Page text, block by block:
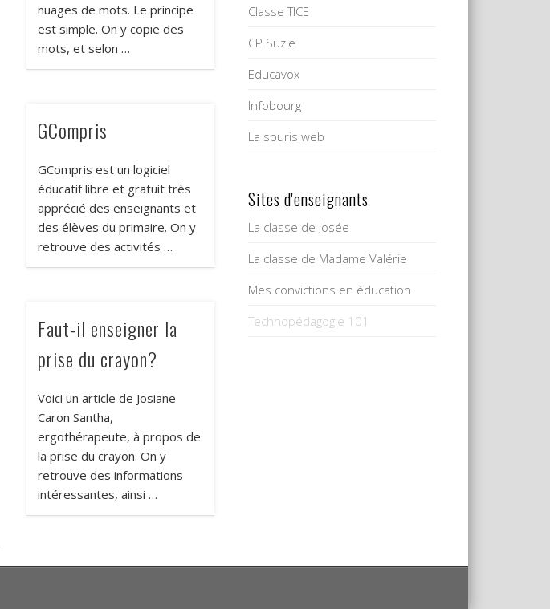
nuages de mots. Le principe
est simple. On y copie des
mots, et selon …
GCompris
GCompris est un logiciel
éducatif libre et gratuit très
apprécié des enseignants et
des élèves du primaire. On y
retrouve des activités …
Faut-il enseigner la
prise du crayon?
Voici un article de Josiane
Caron Santha,
ergothérapeute, à propos de
la prise du crayon. On y
retrouve des informations
intéressantes, ainsi …
Classe TICE
CP Suzie
Educavox
Infobourg
La souris web
Sites d'enseignants
La classe de Josée
La classe de Madame Valérie
Mes convictions en éducation
Technopédagogie 101